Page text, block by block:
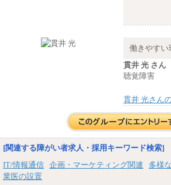
働きやすい
貫井 光 さん
聴覚障害
貫井 光さん
[関連する障がい者求人・採用キーワード検索]
IT/情報通信 企画・マーケティング関連 多様
業医の設置